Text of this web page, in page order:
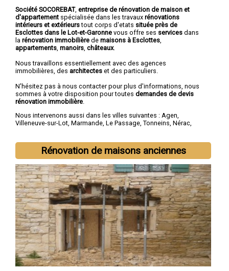
Société SOCOREBAT, entreprise de rénovation de maison et
d'appartement spécialisée dans les travaux rénovations
intérieurs et extérieurstout corps d'etats située près de
Esclottes dans le Lot-et-Garonne vous offre ses services dans
la rénovation immobilière de maisons à Esclottes
appartements manoirs châteaux.
Nous travaillons essentiellement avec des agences
immobilières, des architectes et des particuliers.
N'hésitez pas à nous contacter pour plus d'informations, nous
sommes à votre disposition pour toutes demandes de devis
rénovation immobilière
Nous intervenons aussi dans les villes suivantes : Agen,
Villeneuve-sur-Lot, Marmande, Le Passage, Tonneins, Nérac,
Rénovation de maisons anciennes